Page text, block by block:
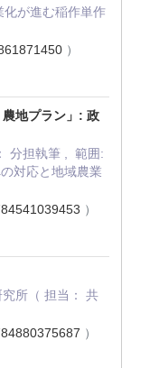
が進む稲作単作
）
地プラン」: 政
分担執筆 , 範囲:
対応と地域農業
）
所（ 担当： 共
）